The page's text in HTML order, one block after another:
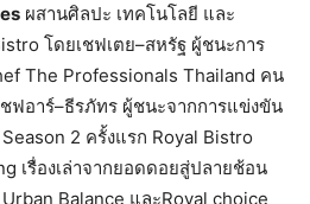
ผสานศิลปะ เทคโนโลยี และ
โดยเชฟเตย–สหรัฐ ผู้ชนะการ
The Professionals Thailand คน
ฟอาร์–ธีรภัทร ผู้ชนะจากการแข่งขัน
2 ครั้งแรก Royal Bistro
เรื่องเล่าจากยอดดอยสู่ปลายช้อน
Balance และRoyal choice